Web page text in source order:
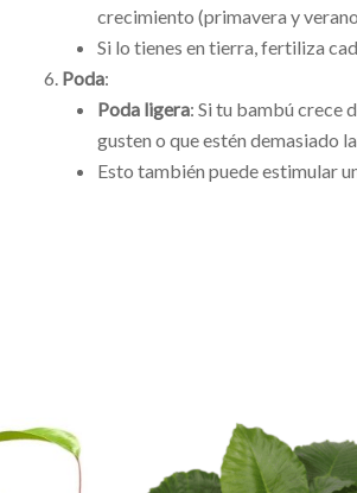
crecimiento (primavera y
Si lo tienes en tierra, fertiliza
Poda:
Poda ligera: Si tu bambú crece
gusten o que estén demasiado
Esto también puede estimular